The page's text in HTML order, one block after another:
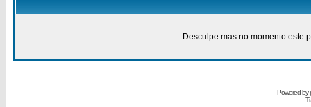
Desculpe mas no momento este
Powered by